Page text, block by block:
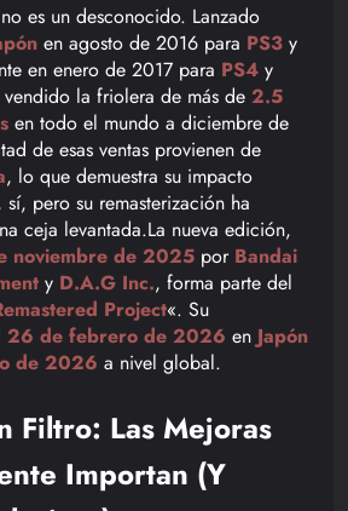
no es un desconocido. Lanzado
en agosto de 2016 para PS3 y
en enero de 2017 para PS4 y
la friolera de más de 2.5
en todo el mundo a diciembre de
de esas ventas provienen de
, lo que demuestra su impacto
pero su remasterización ha
ceja levantada.La nueva edición,
noviembre de 2025 por Bandai
y D.A.G Inc., forma parte del
Project«. Su
26 de febrero de 2026 en Japón
de 2026 a nivel global.
Filtro: Las Mejoras
Importan (y